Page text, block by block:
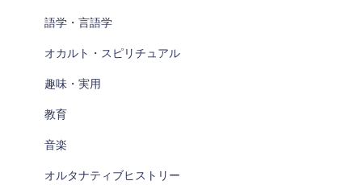
語学・言語学
オカルト・スピリチュアル
趣味・実用
教育
音楽
オルタナティブヒストリー